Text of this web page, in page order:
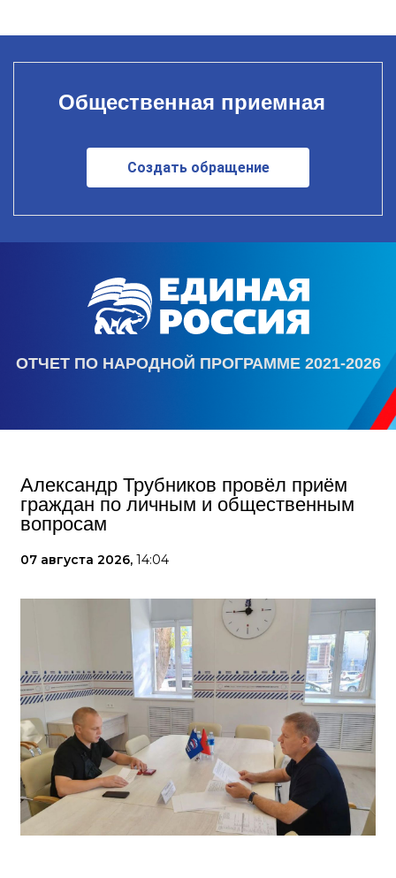
Общественная приемная
Создать обращение
ОТЧЕТ ПО НАРОДНОЙ ПРОГРАММЕ 2021-2026
Александр Трубников провёл приём
граждан по личным и общественным
вопросам
07 августа 2026, 14:04